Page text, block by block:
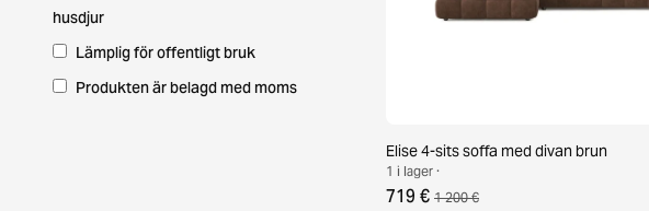
husdjur
Lämplig för offentligt bruk
Produkten är belagd med moms
Elise 4-sits soffa med divan brun
1 i lager ·
719 € 1 200 €